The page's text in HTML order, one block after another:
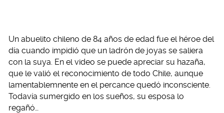
Un abuelito chileno de 84 años de edad fue el héroe del
día cuando impidió que un ladrón de joyas se saliera
con la suya. En el video se puede apreciar su hazaña,
que le valió el reconocimiento de todo Chile, aunque
lamentablemnente en el percance quedó inconsciente.
Todavía sumergido en los sueños, su esposa lo
regañó…